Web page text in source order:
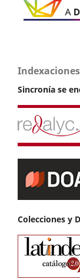
Indexaciones
Sincronía se
Colecciones y